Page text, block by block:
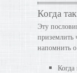
Когда
Эту
приземлить
напомнить